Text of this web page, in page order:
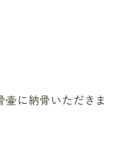
壷に納骨いただきま